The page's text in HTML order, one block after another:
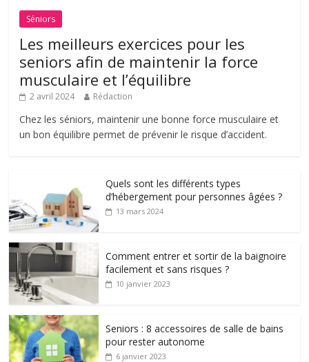
Séniors
Les meilleurs exercices pour les
seniors afin de maintenir la force
musculaire et l’équilibre
2 avril 2024 Rédaction
Chez les séniors, maintenir une bonne force musculaire et
un bon équilibre permet de prévenir le risque d’accident.
Quels sont les différents types
d’hébergement pour personnes âgées ?
13 mars 2024
Comment entrer et sortir de la baignoire
facilement et sans risques ?
10 janvier 2023
Seniors : 8 accessoires de salle de bains
pour rester autonome
6 janvier 2023